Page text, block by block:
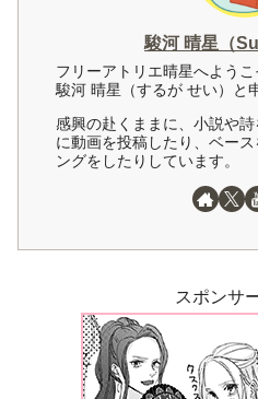
駿河 晴星（
フリーアトリエ晴星へようこ
駿河 晴星（するが せい）と
感興の赴くままに、小説や
に動画を投稿したり、ベー
ングをしたりしています。
スポンサ